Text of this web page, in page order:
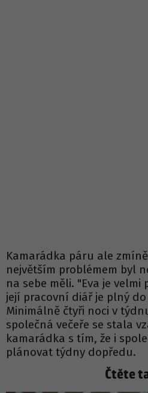
Kamarádka páru ale
největším problémem byl
na sebe měli. "Eva je
její pracovní diář je plný
Minimálně čtyři noci v
společná večeře se stala
kamarádka s tím, že i
plánovat týdny dopředu.
Čtěte